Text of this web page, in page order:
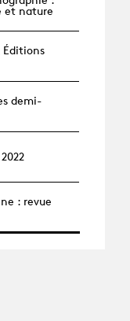
et nature
Éditions
demi-
: revue